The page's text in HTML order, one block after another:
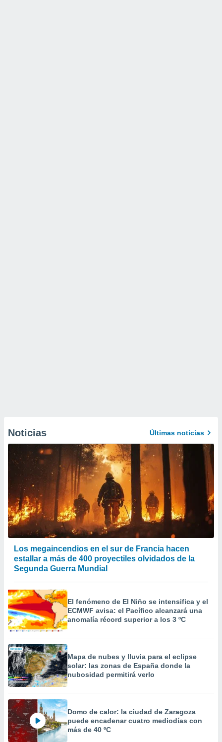
Noticias Últimas noticias
Los megaincendios en el sur de Francia hacen
estallar a más de 400 proyectiles olvidados de la
Segunda Guerra Mundial
El fenómeno de El Niño se intensifica y el
ECMWF avisa: el Pacífico alcanzará una
anomalía récord superior a los 3 ºC
Mapa de nubes y lluvia para el eclipse
solar: las zonas de España donde la
nubosidad permitirá verlo
Domo de calor: la ciudad de Zaragoza
puede encadenar cuatro mediodías con
más de 40 ºC